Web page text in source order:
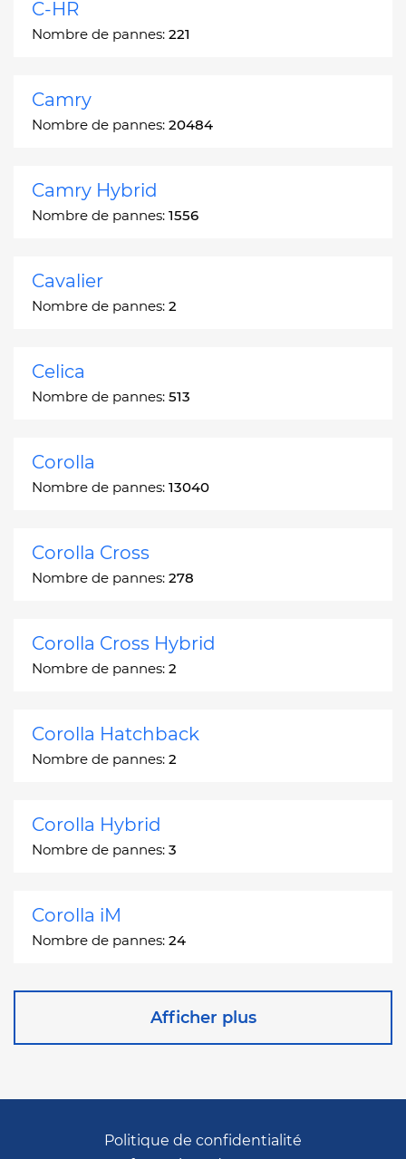
C-HR
Nombre de pannes: 221
Camry
Nombre de pannes: 20484
Camry Hybrid
Nombre de pannes: 1556
Cavalier
Nombre de pannes: 2
Celica
Nombre de pannes: 513
Corolla
Nombre de pannes: 13040
Corolla Cross
Nombre de pannes: 278
Corolla Cross Hybrid
Nombre de pannes: 2
Corolla Hatchback
Nombre de pannes: 2
Corolla Hybrid
Nombre de pannes: 3
Corolla iM
Nombre de pannes: 24
Corona Station Wagon
Afficher plus
Politique de confidentialité